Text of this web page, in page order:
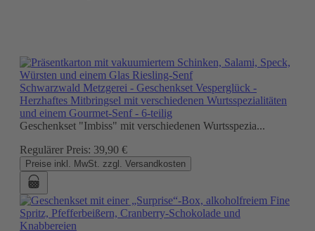
Schwarzwald Metzgerei - Geschenkset Vesperglück -
Herzhaftes Mitbringsel mit verschiedenen Wurtsspezialitäten
und einem Gourmet-Senf - 6-teilig
Geschenkset "Imbiss" mit verschiedenen Wurtsspezia...
Regulärer Preis: 39,90 €
Preise inkl. MwSt. zzgl. Versandkosten